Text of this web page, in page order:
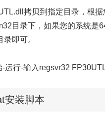
拷贝到指定目录，根
目录下，如果您的系统是
即可。
运行-输入regsvr32
安装脚本